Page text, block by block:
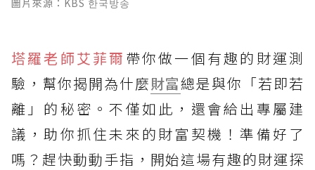
塔羅老師艾菲爾 帶你做一個有趣的財運測
驗，幫你揭開為什麼財富總是與你「若即若
離」的秘密。不僅如此，還會給出專屬建
議，助你抓住未來的財富契機！準備好了
嗎？趕快動動手指，開始這場有趣的財運探